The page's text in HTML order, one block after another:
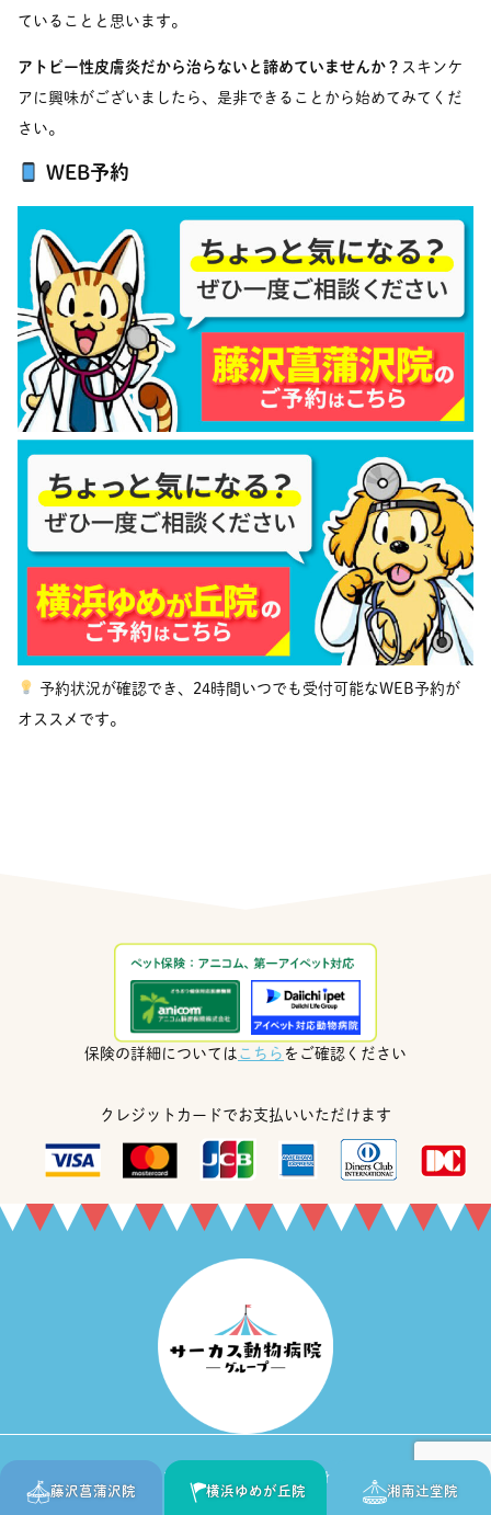
ていることと思います。
アトピー性皮膚炎だから治らないと諦めていませんか？ スキンケ
アに興味がございましたら、是非できることから始めてみてくだ
さい。
WEB予約
予約状況が確認でき、24時間いつでも受付可能なWEB予約が
オススメです。
保険の詳細については こちら をご確認ください
クレジットカードでお支払いいただけます
Copyright © 2020 1sec., Inc. All Rights Reserved.
藤沢菖蒲沢院 横浜ゆめが丘院 湘南辻堂院